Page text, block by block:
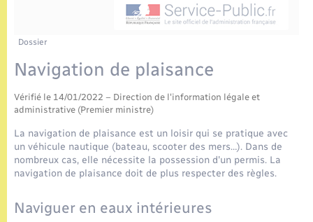
Etat-civil - Papiers - Citoyenneté
Mariage – PACS
Parrainage civil
Recensement
Logement - Urbanisme
Nouvel habitant
Numérique
Travaux - Autorisation d’occupation de l’espace
Compétences
Plan interactif
Présentation de la commune
Publications
Dossier
Navigation de plaisance
Vérifié le 14/01/2022 – Direction de l'information légale et
administrative (Premier ministre)
La navigation de plaisance est un loisir qui se pratique avec
un véhicule nautique (bateau, scooter des mers…). Dans de
nombreux cas, elle nécessite la possession d'un permis. La
navigation de plaisance doit de plus respecter des règles.
Naviguer en eaux intérieures